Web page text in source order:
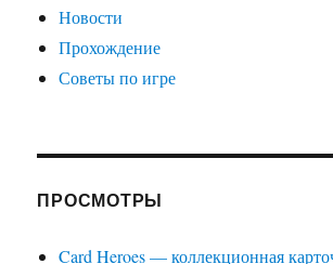
Новости
Прохождение
Советы по игре
ПРОСМОТРЫ
Card Heroes — коллекционная